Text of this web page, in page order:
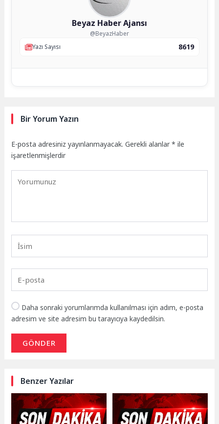
Beyaz Haber Ajansı
@BeyazHaber
Yazı Sayısı
8619
Bir Yorum Yazın
E-posta adresiniz yayınlanmayacak. Gerekli alanlar* ile
işaretlenmişlerdir
Daha sonraki yorumlarımda kullanılması için adım, e-posta
adresim ve site adresim bu tarayıcıya kaydedilsin.
GÖNDER
Benzer Yazılar